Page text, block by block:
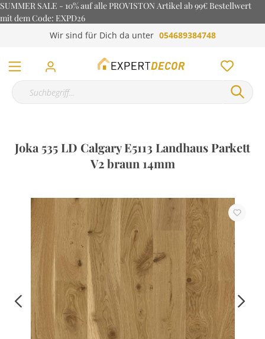
SUMMER SALE - 10% auf alle PROVISTON Artikel ab 99€ Bestellwert
mit dem Code: EXPD26
Wir sind für Dich da unter 054689384748
Joka 535 LD Calgary E5113 Landhaus Parkett
V2 braun 14mm